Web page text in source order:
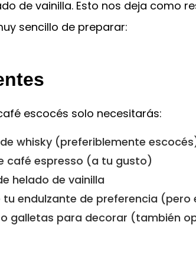
de vainilla. Esto nos deja como
sencillo de preparar:
escocés solo necesitarás:
whisky (preferiblemente
café espresso (a tu gusto)
helado de vainilla
tu endulzante de preferencia (pero
galletas para decorar (también